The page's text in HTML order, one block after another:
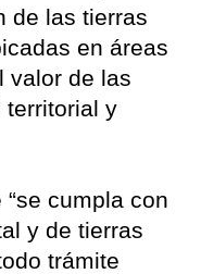
de las tierras
en áreas
valor de las
territorial y
cumpla con
y de tierras
trámite